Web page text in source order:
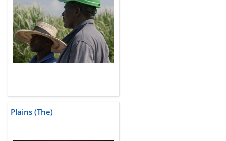
Plains (The)